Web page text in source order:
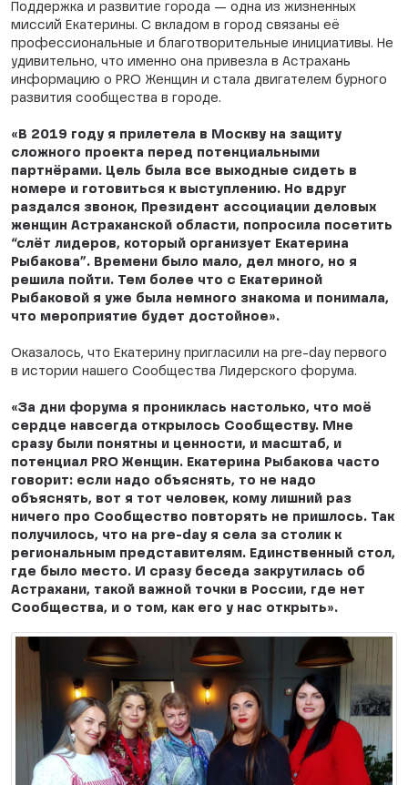
Поддержка и развитие города — одна из жизненных
миссий Екатерины. С вкладом в город связаны её
профессиональные и благотворительные инициативы. Не
удивительно, что именно она привезла в Астрахань
информацию о PRO Женщин и стала двигателем бурного
развития сообщества в городе.
«В 2019 году я прилетела в Москву на защиту
сложного проекта перед потенциальными
партнёрами. Цель была все выходные сидеть в
номере и готовиться к выступлению. Но вдруг
раздался звонок, Президент ассоциации деловых
женщин Астраханской области, попросила посетить
“слёт лидеров, который организует Екатерина
Рыбакова”. Времени было мало, дел много, но я
решила пойти. Тем более что с Екатериной
Рыбаковой я уже была немного знакома и понимала,
что мероприятие будет достойное».
Оказалось, что Екатерину пригласили на pre-day первого
в истории нашего Сообщества Лидерского форума.
«За дни форума я прониклась настолько, что моё
сердце навсегда открылось Сообществу. Мне
сразу были понятны и ценности, и масштаб, и
потенциал PRO Женщин. Екатерина Рыбакова часто
говорит: если надо объяснять, то не надо
объяснять, вот я тот человек, кому лишний раз
ничего про Сообщество повторять не пришлось. Так
получилось, что на pre-day я села за столик к
региональным представителям. Единственный стол,
где было место. И сразу беседа закрутилась об
Астрахани, такой важной точки в России, где нет
Сообщества, и о том, как его у нас открыть».